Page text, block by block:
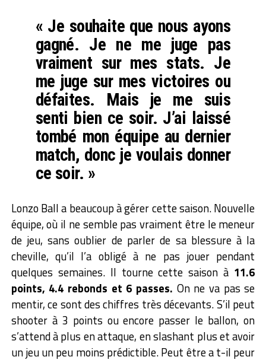
« Je souhaite que nous ayons
gagné. Je ne me juge pas
vraiment sur mes stats. Je
me juge sur mes victoires ou
défaites. Mais je me suis
senti bien ce soir. J’ai laissé
tombé mon équipe au dernier
match, donc je voulais donner
ce soir. »
Lonzo Ball a beaucoup à gérer cette saison. Nouvelle
équipe, où il ne semble pas vraiment être le meneur
de jeu, sans oublier de parler de sa blessure à la
cheville, qu’il l’a obligé à ne pas jouer pendant
quelques semaines. Il tourne cette saison à 11.6
points, 4.4 rebonds et 6 passes. On ne va pas se
mentir, ce sont des chiffres très décevants. S’il peut
shooter à 3 points ou encore passer le ballon, on
s’attend à plus en attaque, en slashant plus et avoir
un jeu un peu moins prédictible. Peut être a t-il peur